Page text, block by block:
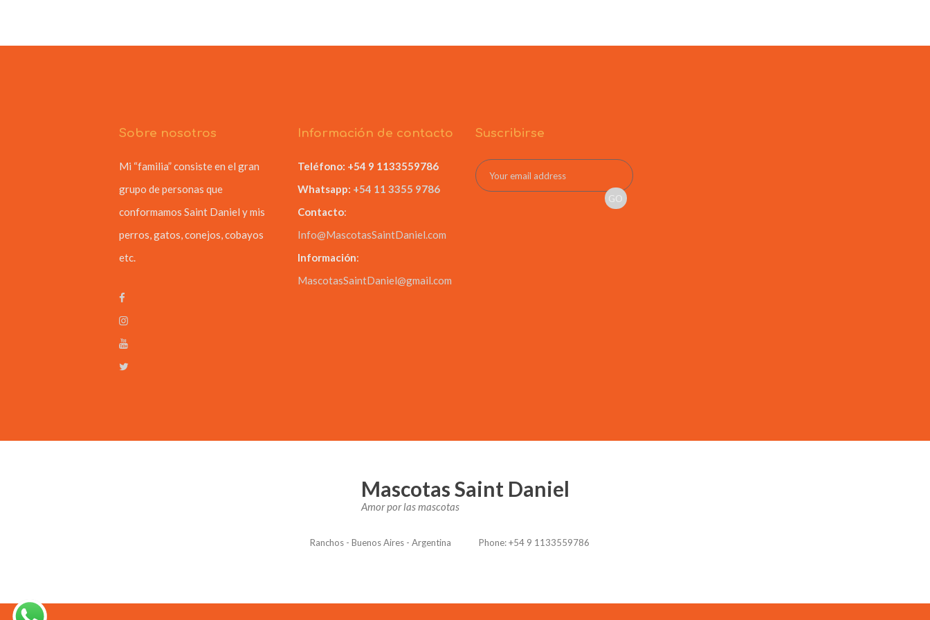
Sobre nosotros
Mi “familia” consiste en el gran
grupo de personas que
conformamos Saint Daniel y mis
perros, gatos, conejos, cobayos
etc.
Información de contacto
Teléfono: +54 9 1133559786
Whatsapp: +54 11 3355 9786
Contacto:
Info@MascotasSaintDaniel.com
Información:
MascotasSaintDaniel@gmail.com
Suscribirse
Mascotas Saint Daniel
Amor por las mascotas
Phone: +54 9 1133559786
Ranchos - Buenos Aires - Argentina